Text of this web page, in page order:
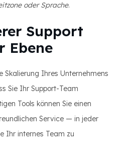
oder Sprache.
Support
Ebene
Skalierung Ihres Unternehmens
Sie Ihr Support-Team
Tools können Sie einen
Service — in jeder
Ihr internes Team zu